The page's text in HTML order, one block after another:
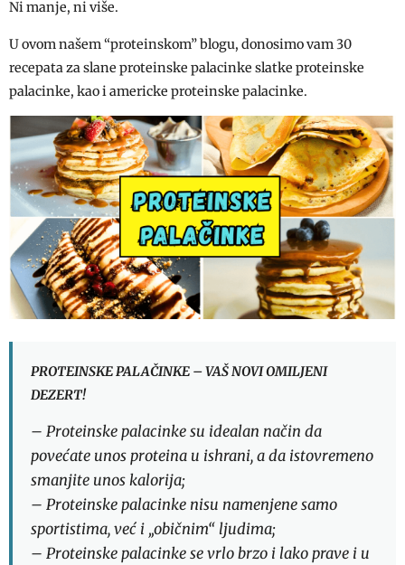
Ni manje, ni više.
U ovom našem “proteinskom” blogu, donosimo vam 30
recepata za slane proteinske palacinke slatke proteinske
palacinke, kao i americke proteinske palacinke.
PROTEINSKE PALAČINKE – VAŠ NOVI OMILJENI
DEZERT!
– Proteinske palacinke su idealan način da
povećate unos proteina u ishrani, a da istovremeno
smanjite unos kalorija;
– Proteinske palacinke nisu namenjene samo
sportistima, već i „običnim“ ljudima;
– Proteinske palacinke se vrlo brzo i lako prave i u